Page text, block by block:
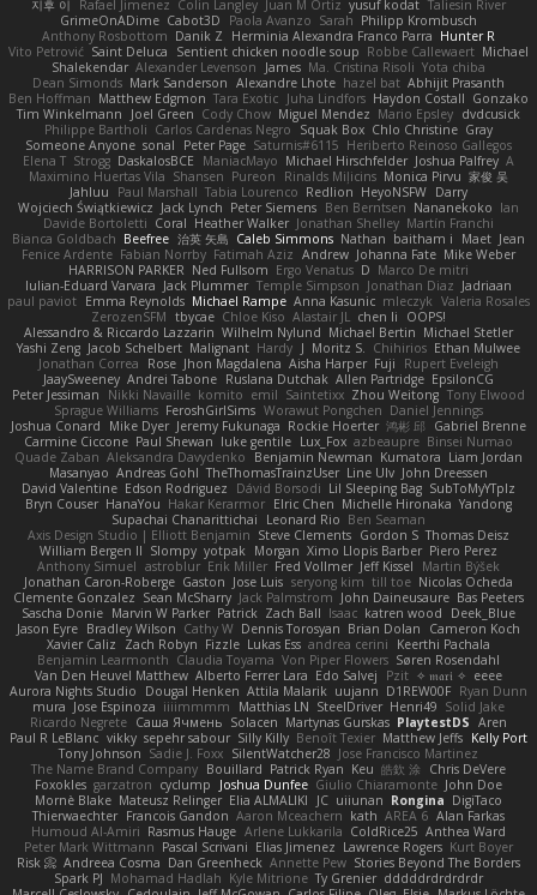
지후 이
Rafael Jimenez Colin Langley Juan M Ortiz yusuf kodat Taliesin River
GrimeOnADime Cabot3D Paola Avanzo Sarah Philipp Krombusch
Anthony Rosbottom Danik Z Herminia Alexandra Franco Parra Hunter R
Vito Petrović Saint Deluca Sentient chicken noodle soup Robbe Callewaert Michael
Shalekendar Alexander Levenson James Ma. Cristina Risoli Yota chiba
Dean Simonds Mark Sanderson Alexandre Lhote hazel bat Abhijit Prasanth
Ben Hoffman Matthew Edgmon Tara Exotic Juha Lindfors Haydon Costall Gonzako
Tim Winkelmann
Joel Green Cody Chow Miguel Mendez Mario Epsley dvdcusick
Philippe Bartholi Carlos Cardenas Negro Squak Box Chlo Christine Gray
Someone Anyone sonal Peter Page Saturnis#6115 Heriberto Reinoso Gallegos
Elena T Strogg DaskalosBCE ManiacMayo Michael Hirschfelder Joshua Palfrey A
Maximino Huertas Vila Shansen Pureon Rinalds Miļicins Monica Pirvu 家俊 吴
Jahluu
Paul Marshall Tabia Lourenco Redlion HeyoNSFW Darry
Wojciech Świątkiewicz Jack Lynch Peter Siemens Ben Berntsen Nananekoko Ian
Davide Bortoletti Coral Heather Walker Jonathan Shelley Martín Franchi
Bianca Goldbach Beefree 治英 矢島 Caleb Simmons Nathan baitham i Maet Jean
Fenice Ardente Fabian Norrby Fatimah Aziz Andrew Johanna Fate Mike Weber
HARRISON PARKER Ned Fullsom Ergo Venatus D Marco De mitri
Iulian-Eduard Varvara Jack Plummer Temple Simpson Jonathan Diaz Jadriaan
paul paviot Emma Reynolds Michael Rampe Anna Kasunic mleczyk Valeria Rosales
ZerozenSFM tbycae Chloe Kiso Alastair JL chen li
OOPS!
Alessandro & Riccardo Lazzarin Wilhelm Nylund Michael Bertin Michael Stetler
Yashi Zeng Jacob Schelbert Malignant Hardy J Moritz S. Chihirios Ethan Mulwee
Jonathan Correa
Rose Jhon Magdalena Aisha Harper Fuji
Rupert Eveleigh
JaaySweeney Andrei Tabone Ruslana Dutchak Allen Partridge EpsilonCG
Peter Jessiman
Nikki Navaille komito emil Saintetixx Zhou Weitong Tony Elwood
Sprague Williams FeroshGirlSims Worawut Pongchen Daniel Jennings
Joshua Conard
Mike Dyer Jeremy Fukunaga Rockie Hoerter 鸿彬 邱 Gabriel Brenne
Carmine Ciccone Paul Shewan luke gentile Lux_Fox azbeaupre Binsei Numao
Quade Zaban Aleksandra Davydenko Benjamin Newman Kumatora Liam Jordan
Masanyao Andreas Gohl TheThomasTrainzUser Line Ulv John Dreessen
David Valentine Edson Rodriguez Dávid Borsodi Lil Sleeping Bag SubToMyYTplz
Bryn Couser HanaYou Hakar Kerarmor Elric Chen Michelle Hironaka Yandong
Supachai Chanarittichai
Leonard Rio Ben Seaman
Axis Design Studio | Elliott Benjamin Steve Clements Gordon S Thomas Deisz
William Bergen II Slompy yotpak Morgan Ximo Llopis Barber Piero Perez
Anthony Simuel astroblur Erik Miller Fred Vollmer Jeff Kissel
Martin Býšek
Jonathan Caron-Roberge Gaston Jose Luis seryong kim till toe Nicolas Ocheda
Clemente Gonzalez Sean McSharry Jack Palmstrom John Daineusaure Bas Peeters
Sascha Donie Marvin W Parker Patrick Zach Ball Isaac katren wood
Deek_Blue
Jason Eyre Bradley Wilson Cathy W Dennis Torosyan Brian Dolan
Cameron Koch
Xavier Caliz
Zach Robyn Fizzle Lukas Ess andrea cerini
Keerthi Pachala
Benjamin Learmonth Claudia Toyama Von Piper Flowers Søren Rosendahl
Van Den Heuvel Matthew Alberto Ferrer Lara Edo Salvej Pzit ✧ 𝔪𝔞𝔯𝔦 ✧ eeee
Aurora Nights Studio
Dougal Henken Attila Malarik uujann D1REW00F Ryan Dunn
mura Jose Espinoza iiiimmmm Matthias LN SteelDriver Henri49 Solid Jake
Ricardo Negrete Саша Ячмень Solacen Martynas Gurskas PlaytestDS Aren
Paul R LeBlanc vikky sepehr sabour Silly Killy Benoît Texier Matthew Jeffs Kelly Port
Tony Johnson Sadie J. Foxx SilentWatcher28 Jose Francisco Martinez
The Name Brand Company Bouillard Patrick Ryan Keu 皓欽 涂 Chris DeVere
Foxokles garzatron cyclump Joshua Dunfee Giulio Chiaramonte John Doe
Mornè Blake Mateusz Relinger Elia ALMALIKI JC uiiunan Rongina DigiTaco
Thierwaechter Francois Gandon Aaron Mceachern kath AREA 6 Alan Farkas
Humoud Al-Amiri Rasmus Hauge Arlene Lukkarila ColdRice25 Anthea Ward
Peter Mark Wittmann Pascal Scrivani Elias Jimenez Lawrence Rogers Kurt Boyer
Risk 📀 Andreea Cosma Dan Greenheck Annette Pew Stories Beyond The Borders
Spark PJ Mohamad Hadlah Kyle Mitrione Ty Grenier dddddrdrdrdrdr